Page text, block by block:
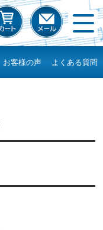
お客様の声 よくある質問